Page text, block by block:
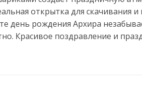
открытка для скачивания
день рождения Архира
Красивое поздравление и